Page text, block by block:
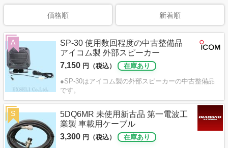
価格順 新着順
SP-30 使用数回程度の中古整備品
アイコム製 外部スピーカー
7,150 円（税込）
在庫あり
●SP-30はアイコム製の外部スピーカーの中古整備品
です。
A
5DQ6MR 未使用新古品 第一電波工
業製 車載用ケーブル
3,300 円（税込）
在庫あり
S